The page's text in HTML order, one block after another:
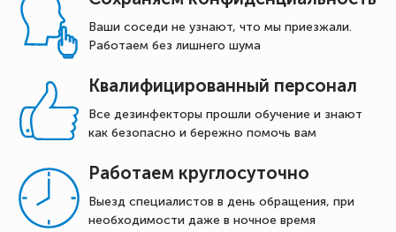
Ваши соседи не узнают, что мы приезжали.
Работаем без лишнего шума
Квалифицированный персонал
Все дезинфекторы прошли обучение и знают
как безопасно и бережно помочь вам
Работаем круглосуточно
Выезд специалистов в день обращения, при
необходимости даже в ночное время